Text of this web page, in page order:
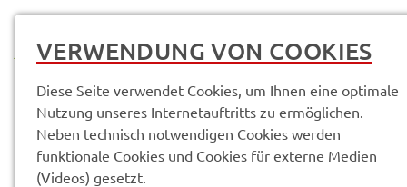
Service­leis­tun­gen & Infor­ma­tio­nen
Scha­dens­mel­der Rad- und Wander­we­ge
VERWENDUNG VON COOKIES
Diese Seite verwendet Cookies, um Ihnen eine optimale
Nutzung unseres Internetauftritts zu ermöglichen.
Neben technisch notwendigen Cookies werden
funktionale Cookies und Cookies für externe Medien
(Videos) gesetzt.